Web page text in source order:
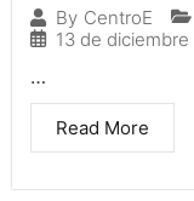
By CentroE
13 de
…
Read More